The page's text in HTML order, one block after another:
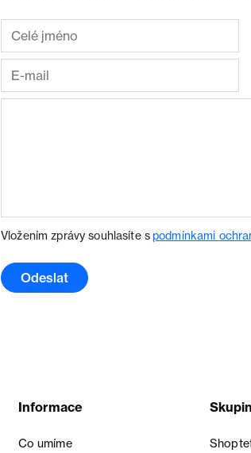
Vložením zprávy souhlasíte spodmínkami
Odeslat
Informace
Co umíme